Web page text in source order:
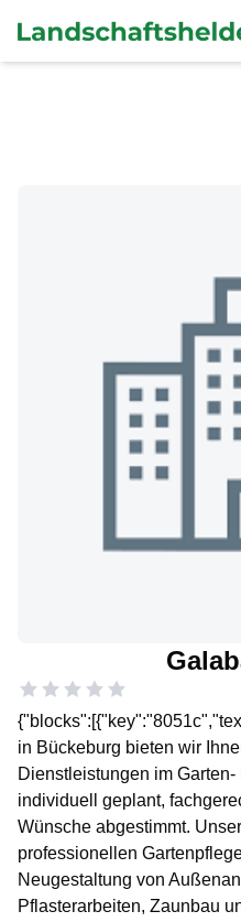
in Bückeburg bieten wir
Dienstleistungen im
individuell geplant,
Wünsche abgestimmt.
professionellen
Neugestaltung von
Pflasterarbeiten, Zaunbau